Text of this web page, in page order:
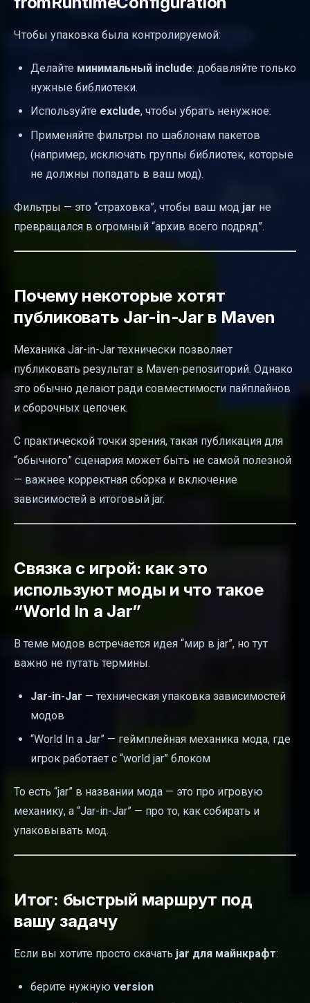
Чтобы упаковка была контролируемой:
Делайте минимальный include: добавляйте только
нужные библиотеки.
Используйте exclude, чтобы убрать ненужное.
Применяйте фильтры по шаблонам пакетов
(например, исключать группы библиотек, которые
не должны попадать в ваш мод).
Фильтры — это “страховка”, чтобы ваш мод jar не
превращался в огромный “архив всего подряд”.
Почему некоторые хотят
публиковать Jar-in-Jar в Maven
Механика Jar-in-Jar технически позволяет
публиковать результат в Maven-репозиторий. Однако
это обычно делают ради совместимости пайплайнов
и сборочных цепочек.
С практической точки зрения, такая публикация для
“обычного” сценария может быть не самой полезной
— важнее корректная сборка и включение
зависимостей в итоговый jar.
Связка с игрой: как это
используют моды и что такое
“World In a Jar”
В теме модов встречается идея “мир в jar”, но тут
важно не путать термины.
Jar-in-Jar — техническая упаковка зависимостей
модов
“World In a Jar” — геймплейная механика мода, где
игрок работает с “world jar” блоком
То есть “jar” в названии мода — это про игровую
механику, а “Jar-in-Jar” — про то, как собирать и
упаковывать мод.
Итог: быстрый маршрут под
вашу задачу
Если вы хотите просто скачать jar для майнкрафт:
берите нужную version